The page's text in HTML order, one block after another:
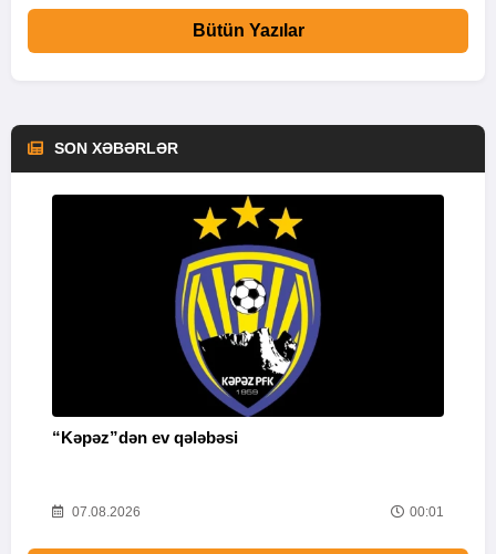
Bütün Yazılar
SON XƏBƏRLƏR
“Kəpəz”dən ev qələbəsi
07.08.2026 00:01